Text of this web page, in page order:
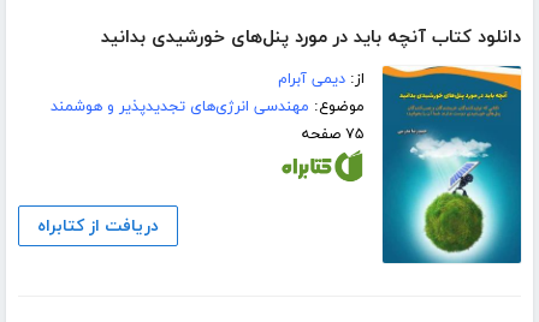
دانلود کتاب آنچه باید در مورد پنل‌های خورشیدی بدانید
از:دیمی آبرام
موضوع: مهندسی انرژی‌های تجدیدپذیر و هوشمند
۷۵ صفحه
دریافت از کتابراه